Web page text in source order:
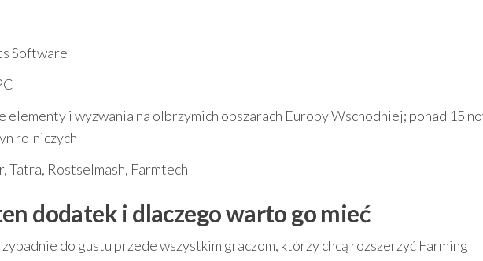
Software
elementy i wyzwania na olbrzymich obszarach Europy Wschodniej; ponad 15
rolniczych
Tatra, Rostselmash, Farmtech
dodatek i dlaczego warto go mieć
do gustu przede wszystkim graczom, którzy chcą rozszerzyć Farming